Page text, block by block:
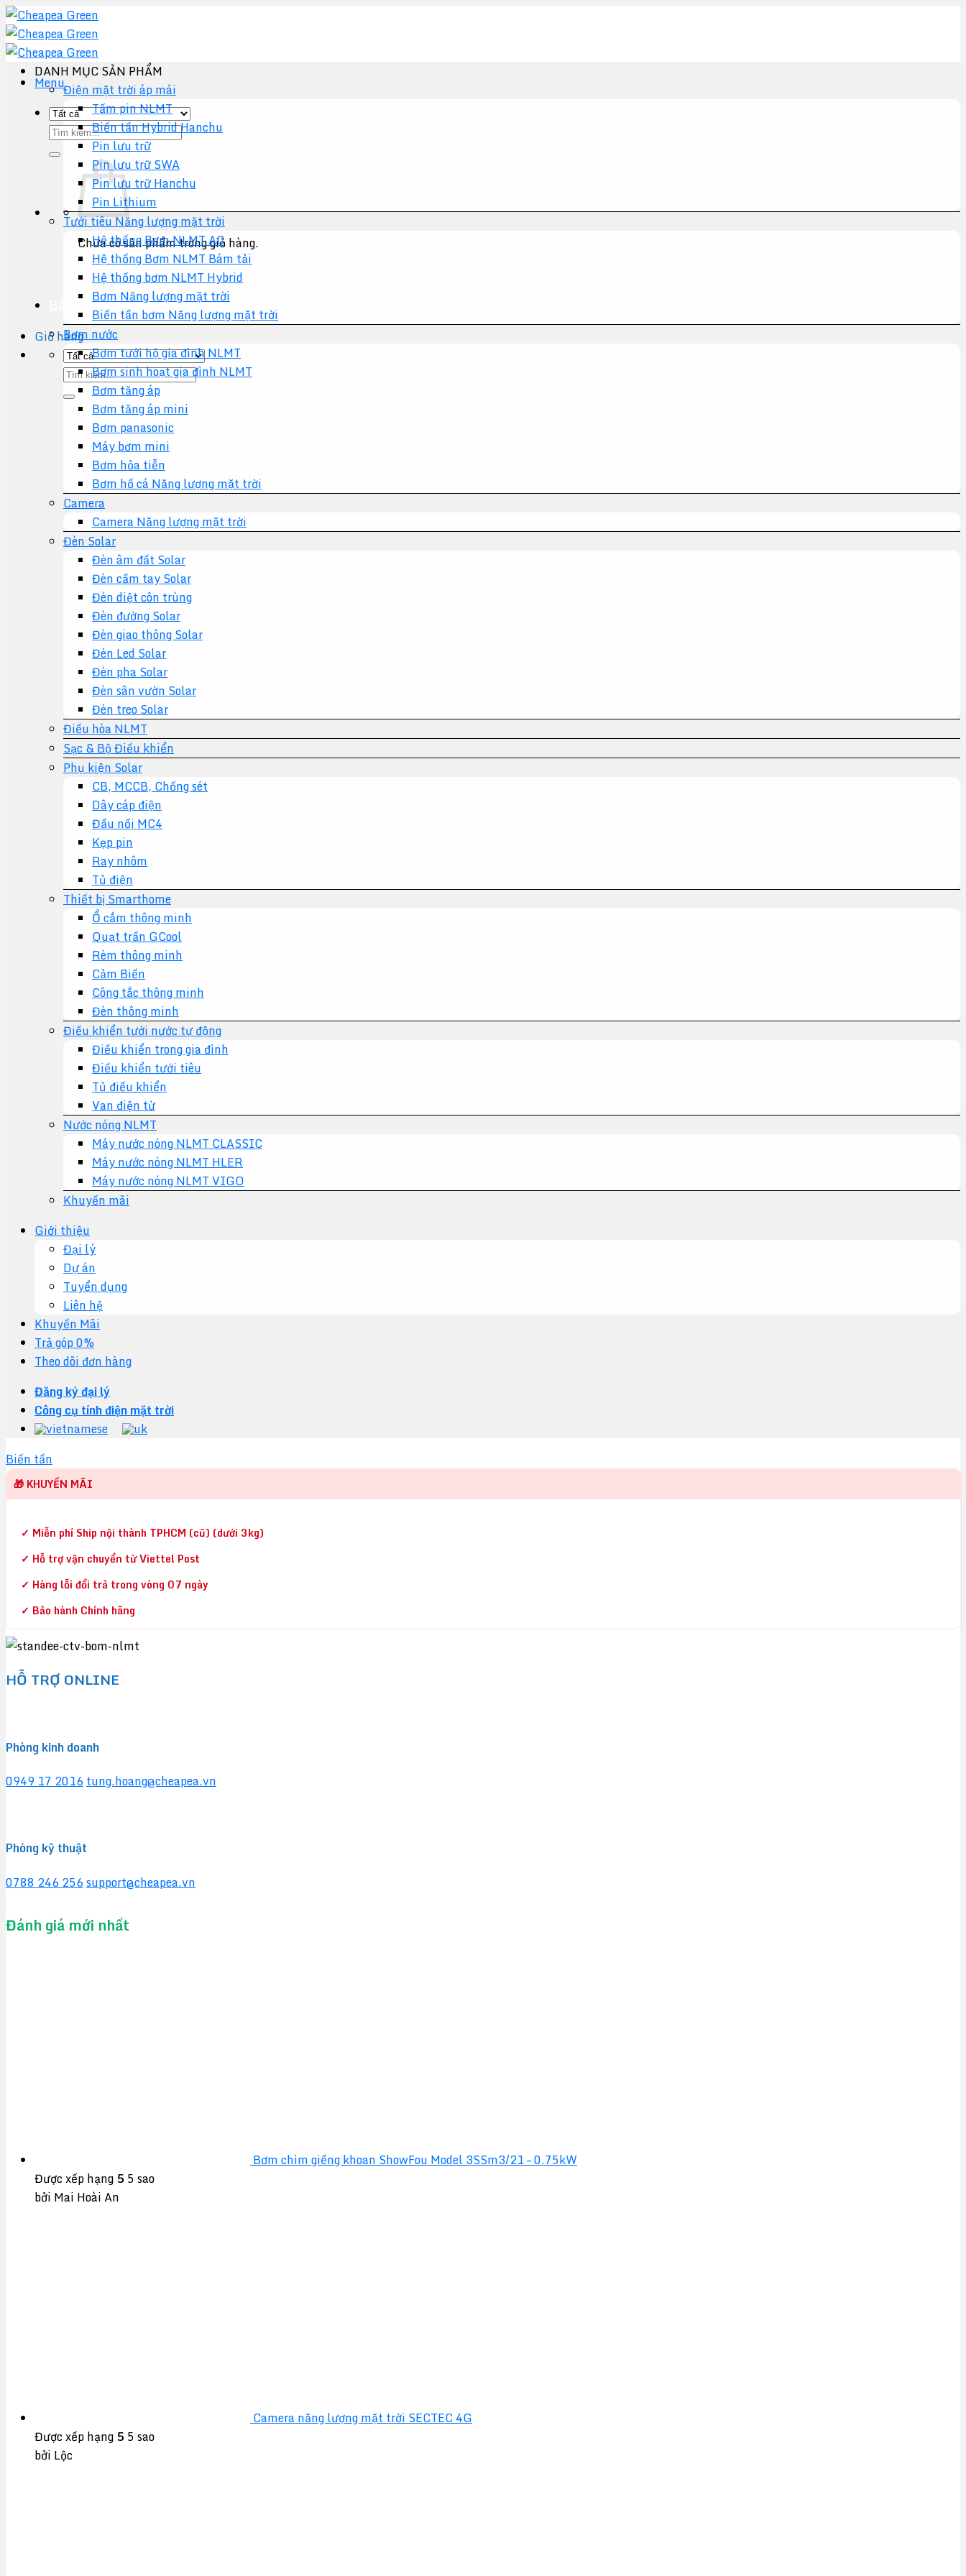
Chuyển
đến
nội
dung
Menu
Tìm
kiếm:
Chưa có sản phẩm trong giỏ hàng.
Quay trở lại cửa hàng
Báo giá +
Giỏ hàng
Tìm
kiếm:
DANH MỤC SẢN PHẨM
Điện mặt trời áp mái
Tấm pin NLMT
Biến tần Hybrid Hanchu
Pin lưu trữ
Pin lưu trữ SWA
Pin lưu trữ Hanchu
Pin Lithium
Tưới tiêu Năng lượng mặt trời
Hệ thống Bơm NLMT AC
Hệ thống Bơm NLMT Bám tải
Hệ thống bơm NLMT Hybrid
Bơm Năng lượng mặt trời
Biến tần bơm Năng lượng mặt trời
Bơm nước
Bơm tưới hộ gia đình NLMT
Bơm sinh hoạt gia đình NLMT
Bơm tăng áp
Bơm tăng áp mini
Bơm panasonic
Máy bơm mini
Bơm hỏa tiễn
Bơm hồ cá Năng lượng mặt trời
Camera
Camera Năng lượng mặt trời
Đèn Solar
Đèn âm đất Solar
Đèn cầm tay Solar
Đèn diệt côn trùng
Đèn đường Solar
Đèn giao thông Solar
Đèn Led Solar
Đèn pha Solar
Đèn sân vườn Solar
Đèn treo Solar
Điều hòa NLMT
Sạc & Bộ Điều khiển
Phụ kiện Solar
CB, MCCB, Chống sét
Dây cáp điện
Đầu nối MC4
Kẹp pin
Ray nhôm
Tủ điện
Thiết bị Smarthome
Ổ cắm thông minh
Quạt trần GCool
Rèm thông minh
Cảm Biến
Công tắc thông minh
Đèn thông minh
Điều khiển tưới nước tự động
Điều khiển trong gia đình
Điều khiển tưới tiêu
Tủ điều khiển
Van điện từ
Nước nóng NLMT
Máy nước nóng NLMT CLASSIC
Máy nước nóng NLMT HLER
Máy nước nóng NLMT VIGO
Khuyến mãi
Giới thiệu
Đại lý
Dự án
Tuyển dụng
Liên hệ
Khuyến Mãi
Trả góp 0%
Theo dõi đơn hàng
Đăng ký đại lý
Công cụ tính điện mặt trời
Biến tần
🎁 KHUYẾN MÃI
✓ Miễn phí Ship nội thành TPHCM (cũ) (dưới 3kg)
✓ Hỗ trợ vận chuyển từ Viettel Post
✓ Hàng lỗi đổi trả trong vòng 07 ngày
✓ Bảo hành Chính hãng
HỖ TRỢ ONLINE
Phòng kinh doanh
0949 17 2016tung.hoang@cheapea.vn
Phòng kỹ thuật
0788 246 256support@cheapea.vn
Đánh giá mới nhất
Bơm chìm giếng khoan ShowFou Model 3SSm3/21 – 0.75kW
Được xếp hạng5 5 sao
bởi Mai Hoài An
Camera năng lượng mặt trời SECTEC 4G
Được xếp hạng5 5 sao
bởi Lộc